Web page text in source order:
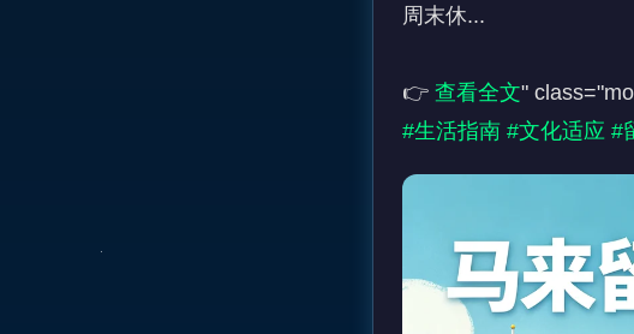
周末休...
👉 查看全文
#生活指南 #文化适应 #